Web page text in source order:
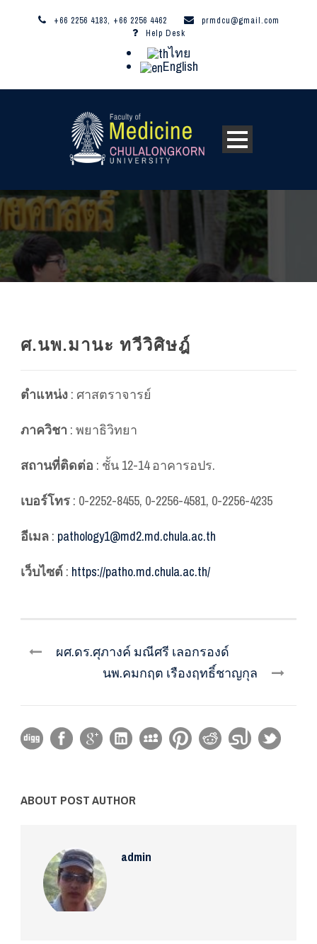
+66 2256 4183, +66 2256 4462
prmdcu@gmail.com
Help Desk
ไทย
English
ศ.นพ.มานะ ทวีวิศิษฎ์
ตำแหน่ง : ศาสตราจารย์
ภาควิชา : พยาธิวิทยา
สถานที่ติดต่อ : ชั้น 12-14 อาคารอปร.
เบอร์โทร : 0-2252-8455, 0-2256-4581, 0-2256-4235
อีเมล : pathology1@md2.md.chula.ac.th
เว็บไซต์ : https://patho.md.chula.ac.th/
ผศ.ดร.ศุภางค์ มณีศรี เลอกรองด์
นพ.คมกฤต เรืองฤทธิ์ชาญกุล
ABOUT POST AUTHOR
admin